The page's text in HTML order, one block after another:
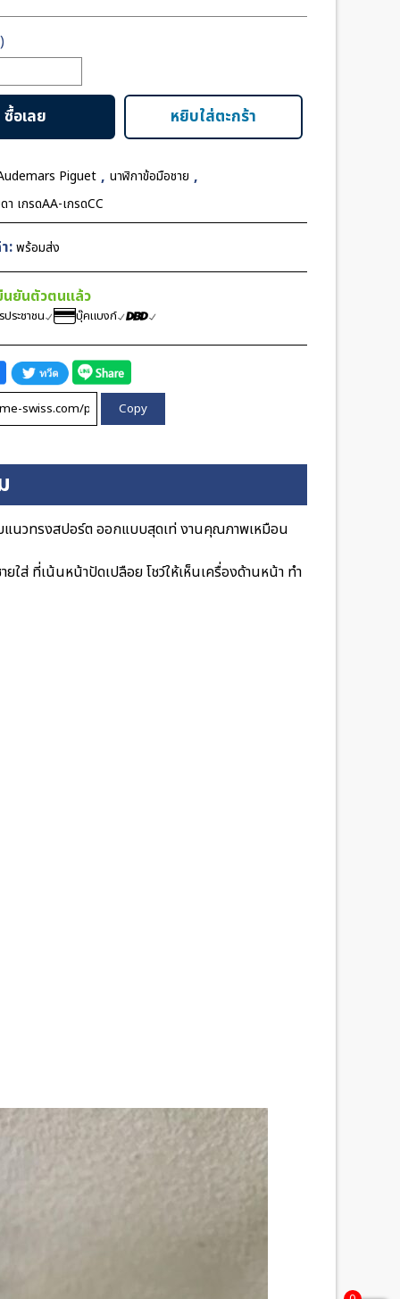
หยิบใส่ตะกร้า
ซื้อเลย
Piguet , นาฬิกาข้อมือชาย ,
า เกรดAA-เกรดCC
:พร้อมส่ง
นยันตัวตนแล้ว
ระชาชน บุ๊คแบงก์
Copy
นวทรงสปอร์ต ออกแบบสุดเท่ งานคุณภาพเหมือน
ใส่ ที่เน้นหน้าปัดเปลือย โชว์ให้เห็นเครื่องด้านหน้า ทำ